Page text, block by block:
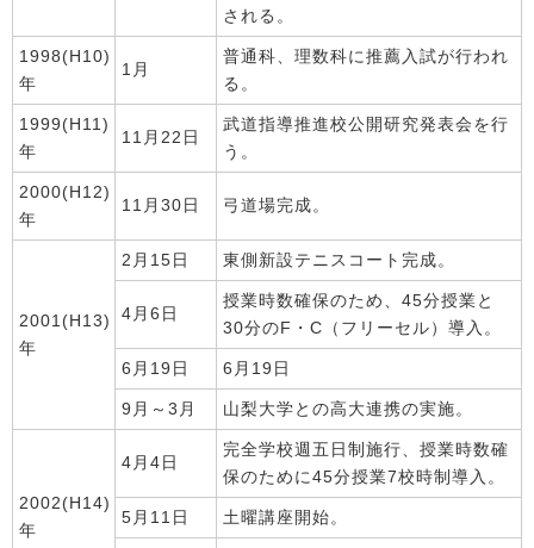
される。
1998(H10)
年
1月
普通科、理数科に推薦入試が行われ
る。
1999(H11)
年
11月22日
武道指導推進校公開研究発表会を行
う。
2000(H12)
年
11月30日 弓道場完成。
2001(H13)
年
2月15日 東側新設テニスコート完成。
4月6日
授業時数確保のため、45分授業と
30分のF・C（フリーセル）導入。
6月19日 6月19日
9月～3月 山梨大学との高大連携の実施。
2002(H14)
年
4月4日
完全学校週五日制施行、授業時数確
保のために45分授業7校時制導入。
5月11日 土曜講座開始。